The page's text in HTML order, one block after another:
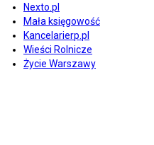
Nexto.pl
Mała księgowość
Kancelarierp.pl
Wieści Rolnicze
Życie Warszawy